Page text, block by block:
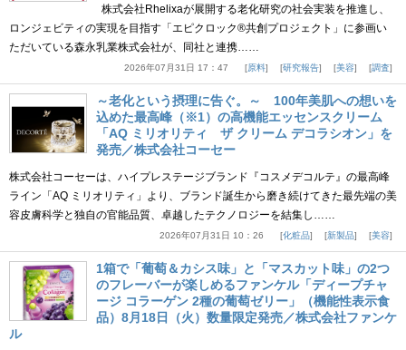
株式会社Rhelixaが展開する老化研究の社会実装を推進し、
ロンジェビティの実現を目指す「エピクロック®共創プロジェクト」に参画い
ただいている森永乳業株式会社が、同社と連携……
2026年07月31日 17：47 原料 研究報告 美容 調査
～老化という摂理に告ぐ。～ 100年美肌への想いを
込めた最高峰（※1）の高機能エッセンスクリーム
「AQ ミリオリティ ザ クリーム デコラシオン」を
発売／株式会社コーセー
株式会社コーセーは、ハイプレステージブランド『コスメデコルテ』の最高峰
ライン「AQ ミリオリティ」より、ブランド誕生から磨き続けてきた最先端の美
容皮膚科学と独自の官能品質、卓越したテクノロジーを結集し……
2026年07月31日 10：26 化粧品 新製品 美容
1箱で「葡萄＆カシス味」と「マスカット味」の2つ
のフレーバーが楽しめるファンケル「ディープチャ
ージ コラーゲン 2種の葡萄ゼリー」（機能性表示食
品）8月18日（火）数量限定発売／株式会社ファンケ
ル